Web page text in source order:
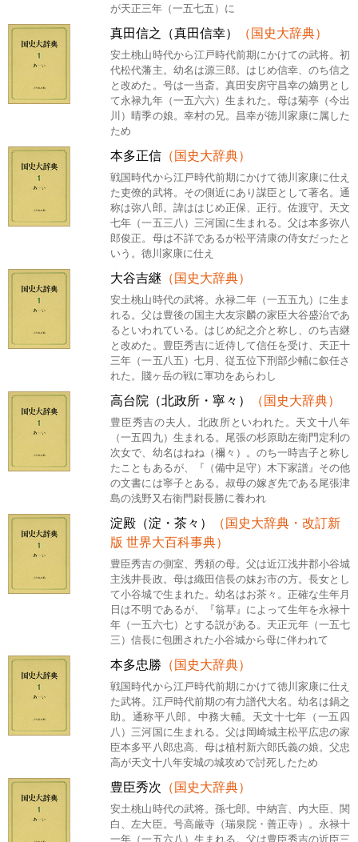
が天正三年（一五七五）に
真田信之（真田信幸） （国史大辞典）
安土桃山時代から江戸時代前期にかけての武将。初
代松代藩主。幼名は源三郎。はじめ信幸、のち信之
と改めた。号は一当斎。真田安房守昌幸の嫡男とし
て永禄九年（一五六六）生まれた。母は菊亭（今出
川）晴季の娘。幸村の兄。昌幸が徳川家康に属した
ため
本多正信 （国史大辞典）
戦国時代から江戸時代前期にかけて徳川家康に仕え
た吏僚的武将。その側近にあり謀臣として著名。通
称は弥八郎。諱ははじめ正保、正行。佐渡守。天文
七年（一五三八）三河国に生まれる。父は本多弥八
郎俊正。母は不詳であるが松平清康の侍女だったと
いう。徳川家康に仕え
大谷吉継 （国史大辞典）
安土桃山時代の武将。永禄二年（一五五九）に生ま
れる。父は豊後の国主大友宗麟の家臣大谷盛治であ
るといわれている。はじめ紀之介と称し、のち吉継
と改めた。豊臣秀吉に近侍して信任を受け、天正十
三年（一五八五）七月、従五位下刑部少輔に叙任さ
れた。賤ヶ岳の戦に軍功をあらわし
高台院（北政所・寧々） （国史大辞典）
豊臣秀吉の夫人。北政所といわれた。天文十八年
（一五四九）生まれる。尾張の杉原助左衛門定利の
次女で、幼名はねね（禰々）。のち一時吉子と称し
たこともあるが、『（備中足守）木下家譜』その他
の文書には寧子とある。叔母の嫁ぎ先である尾張津
島の浅野又右衛門尉長勝に養われ
淀殿（淀・茶々）
（国史大辞典・改訂新
版 世界大百科事典）
豊臣秀吉の側室、秀頼の母。父は近江浅井郡小谷城
主浅井長政。母は織田信長の妹お市の方。長女とし
て小谷城で生まれた。幼名はお茶々。正確な生年月
日は不明であるが、『翁草』によって生年を永禄十
年（一五六七）とする説がある。天正元年（一五七
三）信長に包囲された小谷城から母に伴われて
本多忠勝 （国史大辞典）
戦国時代から江戸時代前期にかけて徳川家康に仕え
た武将。江戸時代前期の有力譜代大名。幼名は鍋之
助。通称平八郎。中務大輔。天文十七年（一五四
八）三河国に生まれる。父は岡崎城主松平広忠の家
臣本多平八郎忠高、母は植村新六郎氏義の娘。父忠
高が天文十八年安城の城攻めで討死したため
豊臣秀次 （国史大辞典）
安土桃山時代の武将。孫七郎。中納言、内大臣、関
白、左大臣。号高厳寺（瑞泉院・善正寺）。永禄十
一年（一五六八）生まれる。父は豊臣秀吉の近臣三